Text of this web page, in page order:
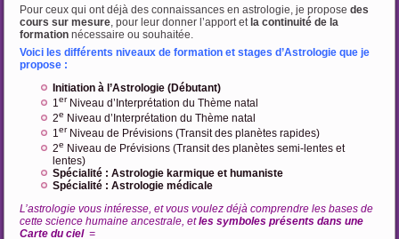
Pour ceux qui ont déjà des connaissances en astrologie, je proposedes
cours sur mesure, pour leur donner l’apport et la continuité de la
formation nécessaire ou souhaitée.
Voici les différents niveaux de formation et stages d’Astrologie que je
propose :
Initiation à l’Astrologie (Débutant)
1er Niveau d’Interprétation du Thème natal
2e Niveau d’Interprétation du Thème natal
1er Niveau de Prévisions (Transit des planètes rapides)
2e Niveau de Prévisions (Transit des planètes semi-lentes et
lentes)
Spécialité : Astrologie karmique et humaniste
Spécialité : Astrologie médicale
L’astrologie vous intéresse, et vous voulez déjà comprendre les bases de
cette science humaine ancestrale, etles symboles présents dans une
Carte du ciel=